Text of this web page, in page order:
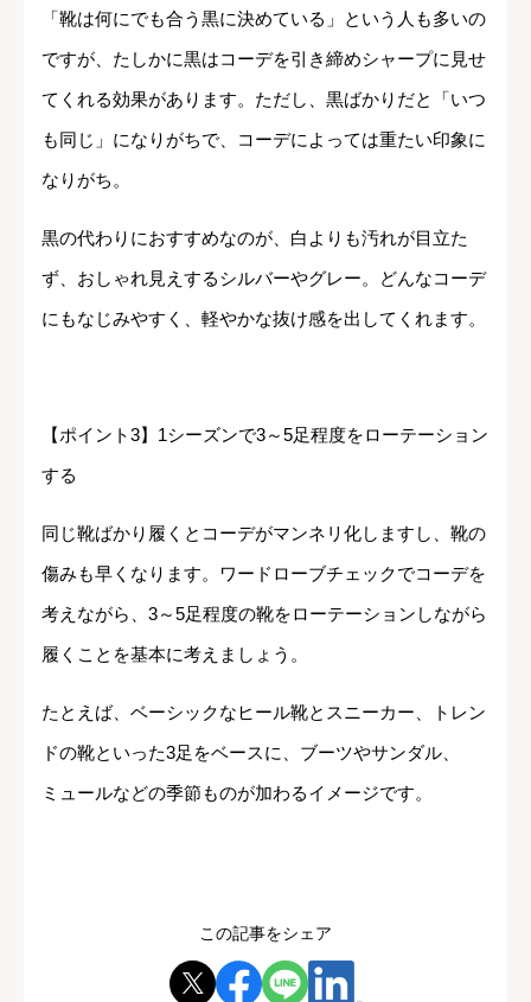
「靴は何にでも合う黒に決めている」という人も多いの
ですが、たしかに黒はコーデを引き締めシャープに見せ
てくれる効果があります。ただし、黒ばかりだと「いつ
も同じ」になりがちで、コーデによっては重たい印象に
なりがち。
黒の代わりにおすすめなのが、白よりも汚れが目立た
ず、おしゃれ見えするシルバーやグレー。どんなコーデ
にもなじみやすく、軽やかな抜け感を出してくれます。
【ポイント3】1シーズンで3～5足程度をローテーション
する
同じ靴ばかり履くとコーデがマンネリ化しますし、靴の
傷みも早くなります。ワードローブチェックでコーデを
考えながら、3～5足程度の靴をローテーションしながら
履くことを基本に考えましょう。
たとえば、ベーシックなヒール靴とスニーカー、トレン
ドの靴といった3足をベースに、ブーツやサンダル、
ミュールなどの季節ものが加わるイメージです。
この記事をシェア